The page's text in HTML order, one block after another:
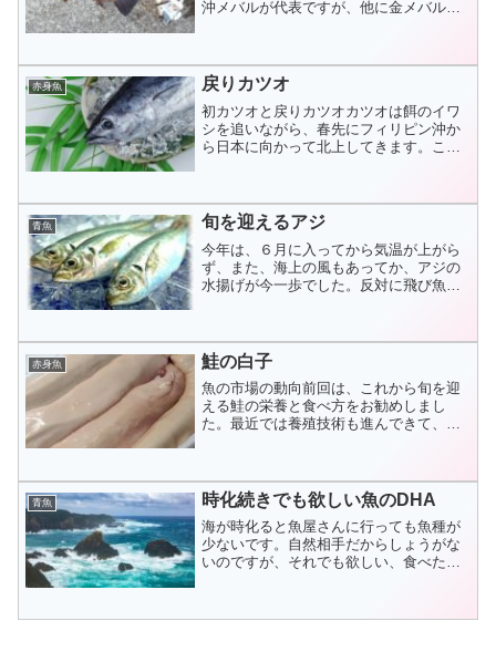
沖メバルが代表ですが、他に金メバル、
を引くと脂が乗ってい...
赤身魚 戻りカツオ
初カツオと戻りカツオカツオは餌のイワ
シを追いながら、春先にフィリピン沖か
ら日本に向かって北上してきます。この
明感のある赤身でサッパ...
青魚 旬を迎えるアジ
今年は、６月に入ってから気温が上がら
ず、また、海上の風もあってか、アジの
水揚げが今一歩でした。反対に飛び魚は
けてが旬の青魚です。...
赤身魚 鮭の白子
魚の市場の動向前回は、これから旬を迎
える鮭の栄養と食べ方をお勧めしまし
た。最近では養殖技術も進んできて、大
れています。養殖と言え...
青魚 時化続きでも欲しい魚のDHA
海が時化ると魚屋さんに行っても魚種が
少ないです。自然相手だからしょうがな
いのですが、それでも欲しい、食べたい
日でも飽きないといわ...